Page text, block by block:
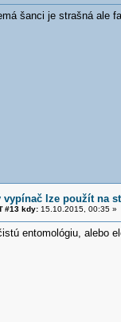
šanci je strašná ale
vypínač lze použít na
#13 kdy:15.10.2015, 00:35 »
entomológiu, alebo